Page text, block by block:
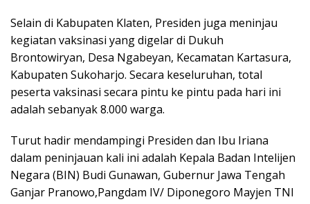
Selain di Kabupaten Klaten, Presiden juga meninjau
kegiatan vaksinasi yang digelar di Dukuh
Brontowiryan, Desa Ngabeyan, Kecamatan Kartasura,
Kabupaten Sukoharjo. Secara keseluruhan, total
peserta vaksinasi secara pintu ke pintu pada hari ini
adalah sebanyak 8.000 warga.
Turut hadir mendampingi Presiden dan Ibu Iriana
dalam peninjauan kali ini adalah Kepala Badan Intelijen
Negara (BIN) Budi Gunawan, Gubernur Jawa Tengah
Ganjar Pranowo,Pangdam IV/ Diponegoro Mayjen TNI